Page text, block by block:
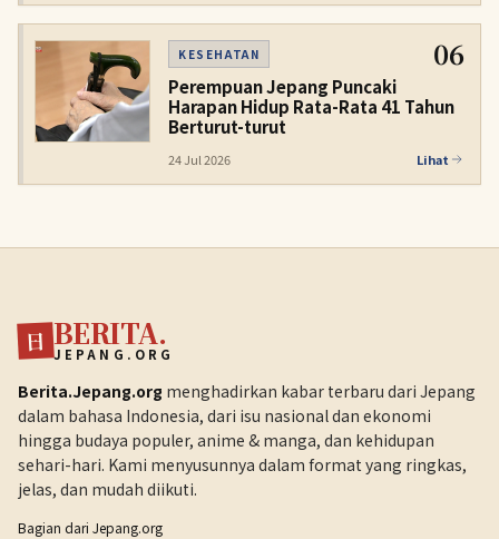
KESEHATAN 06
Perempuan Jepang Puncaki
Harapan Hidup Rata-Rata 41 Tahun
Berturut-turut
24 Jul 2026 Lihat
日 BERITA.
JEPANG.ORG
Berita.Jepang.org menghadirkan kabar terbaru dari Jepang
dalam bahasa Indonesia, dari isu nasional dan ekonomi
hingga budaya populer, anime & manga, dan kehidupan
sehari-hari. Kami menyusunnya dalam format yang ringkas,
jelas, dan mudah diikuti.
Bagian dari Jepang.org